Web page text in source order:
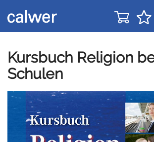
zur
Navigation
zum
Inhalt
Kursbuch Religion
Schulen